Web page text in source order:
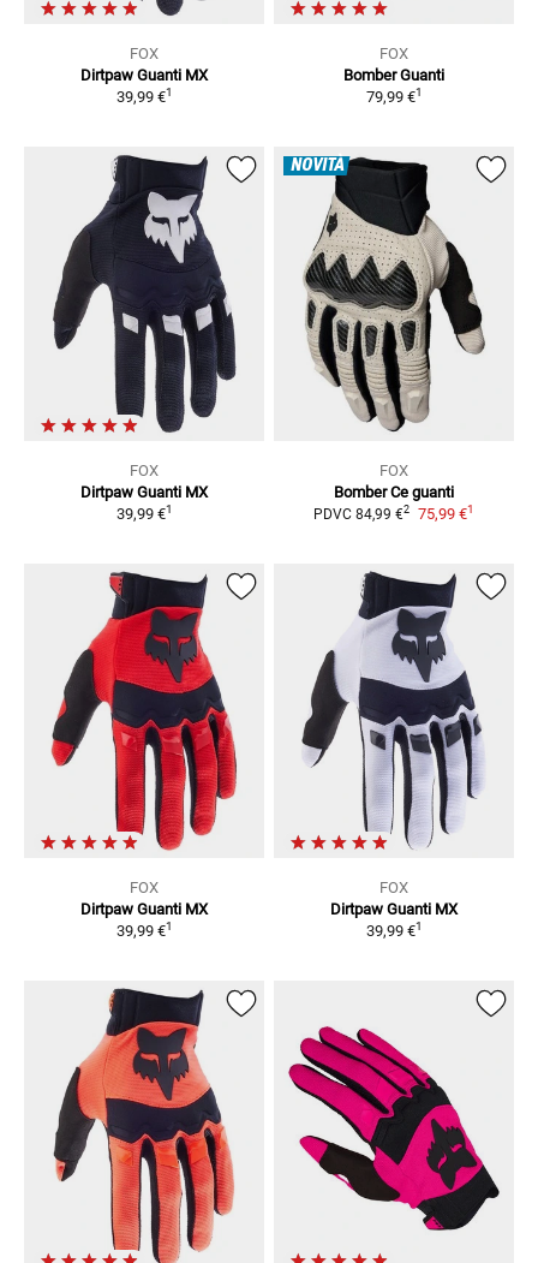
FOX
Dirtpaw Guanti MX
39,99 €1
FOX
Bomber Guanti
79,99 €1
FOX
Dirtpaw Guanti MX
39,99 €1
NOVITÀ
FOX
Bomber Ce guanti
PDVC 84,99 €2 75,99 €1
FOX
Dirtpaw Guanti MX
39,99 €1
FOX
Dirtpaw Guanti MX
39,99 €1